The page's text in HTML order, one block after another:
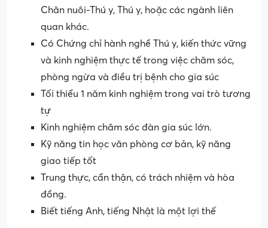
Chăn nuôi-Thú y, Thú y, hoặc các ngành liên
quan khác.
Có Chứng chỉ hành nghề Thú y, kiến thức vững
và kinh nghiệm thực tế trong việc chăm sóc,
phòng ngừa và điều trị bệnh cho gia súc
Tối thiểu 1 năm kinh nghiệm trong vai trò tương
tự
Kinh nghiệm chăm sóc đàn gia súc lớn.
Kỹ năng tin học văn phòng cơ bản, kỹ năng
giao tiếp tốt
Trung thực, cẩn thận, có trách nhiệm và hòa
đồng.
Biết tiếng Anh, tiếng Nhật là một lợi thế